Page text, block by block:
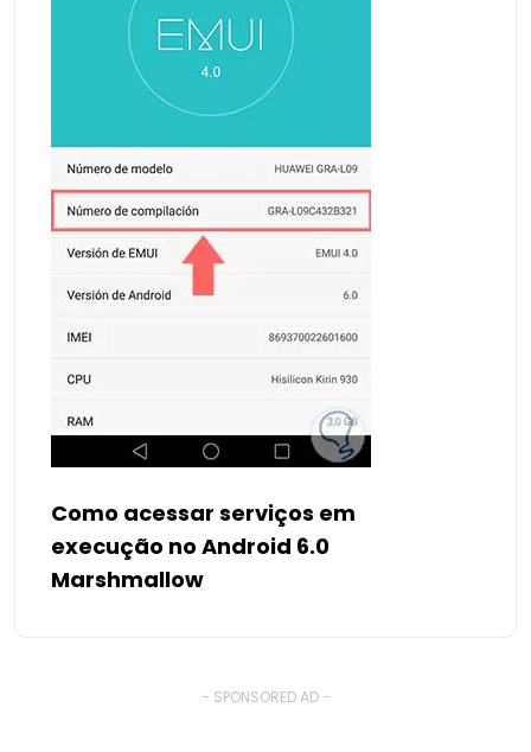
Como acessar serviços em
execução no Android 6.0
Marshmallow
- SPONSORED AD -